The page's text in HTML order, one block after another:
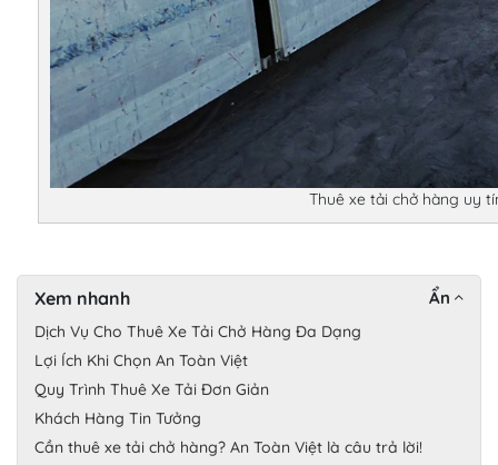
Thuê xe tải chở hàng uy
Xem nhanh Ẩn
Dịch Vụ Cho Thuê Xe Tải Chở Hàng Đa Dạng
Lợi Ích Khi Chọn An Toàn Việt
Quy Trình Thuê Xe Tải Đơn Giản
Khách Hàng Tin Tưởng
Cần thuê xe tải chở hàng? An Toàn Việt là câu trả lời!